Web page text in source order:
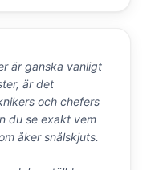
är ganska vanligt
är det
och chefers
du se exakt vem
åker snålskjuts.